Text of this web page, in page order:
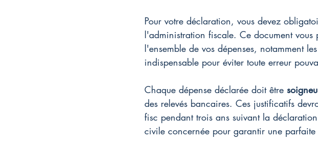
Pour votre déclaration, vous devez
l'administration fiscale. Ce document vous
l'ensemble de vos dépenses, notamment les
indispensable pour éviter toute erreur
Chaque dépense déclarée doit être
des relevés bancaires. Ces justificatifs
fisc pendant trois ans suivant la
civile concernée pour garantir une parfaite